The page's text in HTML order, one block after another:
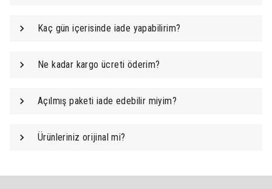
Kaç gün içerisinde iade yapabilirim?
Ne kadar kargo ücreti öderim?
Açılmış paketi iade edebilir miyim?
Ürünleriniz orijinal mi?